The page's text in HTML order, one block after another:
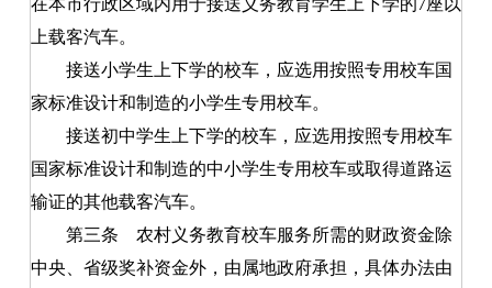
在本市行政区域内用于接送义务教育学生上下学的7座以
上载客汽车。
接送小学生上下学的校车，应选用按照专用校车国
家标准设计和制造的小学生专用校车。
接送初中学生上下学的校车，应选用按照专用校车
国家标准设计和制造的中小学生专用校车或取得道路运
输证的其他载客汽车。
第三条 农村义务教育校车服务所需的财政资金除
中央、省级奖补资金外，由属地政府承担，具体办法由